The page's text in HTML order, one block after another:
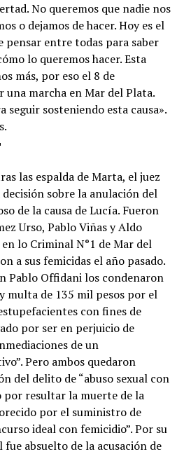
No queremos que nadie nos
o dejamos de hacer. Hoy es el
pensar entre todas para saber
lo queremos hacer. Esta
más, por eso el 8 de
una marcha en Mar del Plata.
seguir sosteniendo esta causa».
las espalda de Marta, el juez
sobre la anulación del
de la causa de Lucía. Fueron
Urso, Pablo Viñas y Aldo
lo Criminal N°1 de Mar del
a sus femicidas el año pasado.
Pablo Offidani los condenaron
multa de 135 mil pesos por el
con fines de
por ser en perjuicio de
de un
Pero ambos quedaron
del delito de “abuso sexual con
por resultar la muerte de la
por el suministro de
ideal con femicidio”. Por su
absuelto de la acusación de